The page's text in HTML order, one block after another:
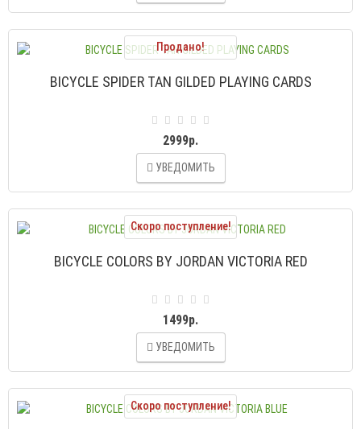
Продано!
BICYCLE SPIDER TAN GILDED PLAYING CARDS
2999р.
УВЕДОМИТЬ
Скоро поступление!
BICYCLE COLORS BY JORDAN VICTORIA RED
1499р.
УВЕДОМИТЬ
Скоро поступление!